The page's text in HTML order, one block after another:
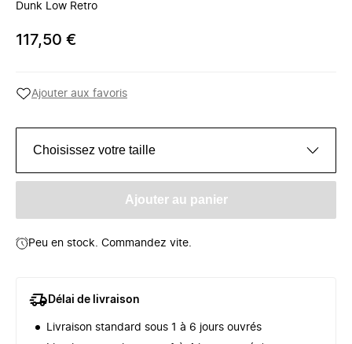
Dunk Low Retro
117,50 €
Ajouter aux favoris
Choisissez votre taille
Ajouter au panier
Peu en stock. Commandez vite.
Délai de livraison
Livraison standard sous 1 à 6 jours ouvrés